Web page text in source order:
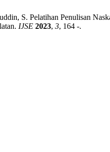
S. Pelatihan Penulisan
IJSE 2023, 3, 164 -.